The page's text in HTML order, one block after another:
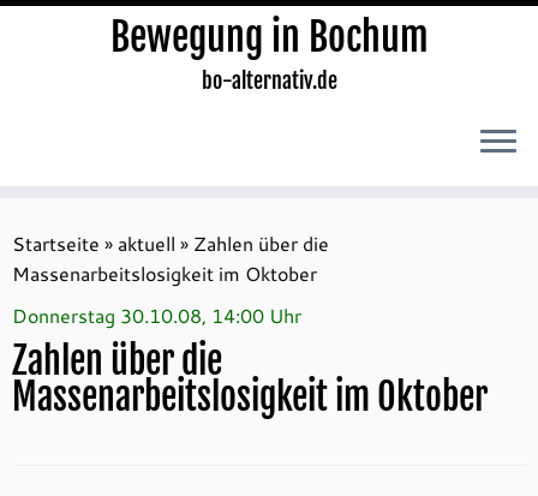
Inhalt
springen
Bewegung in Bochum
bo-alternativ.de
Startseite » aktuell » Zahlen über die
Massenarbeitslosigkeit im Oktober
Donnerstag 30.10.08, 14:00 Uhr
Zahlen über die
Massenarbeitslosigkeit im Oktober